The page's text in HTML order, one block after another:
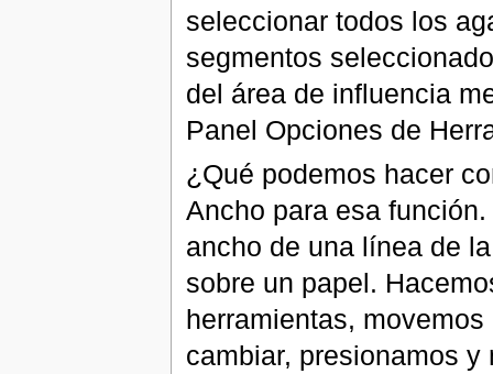
seleccionar todos los
segmentos
del área de influencia
Panel Opciones de
¿Qué podemos hacer
Ancho para esa
ancho de una línea de
sobre un papel.
herramientas,
cambiar, presionamos